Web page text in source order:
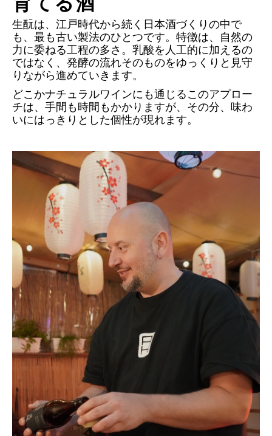
生酛は、江戸時代から続く日本酒づくりの中で
も、最も古い製法のひとつです。特徴は、自然の
力に委ねる工程の多さ。乳酸を人工的に加えるの
ではなく、発酵の流れそのものをゆっくりと見守
りながら進めていきます。
どこかナチュラルワインにも通じるこのアプロー
チは、手間も時間もかかりますが、その分、味わ
いにはっきりとした個性が現れます。